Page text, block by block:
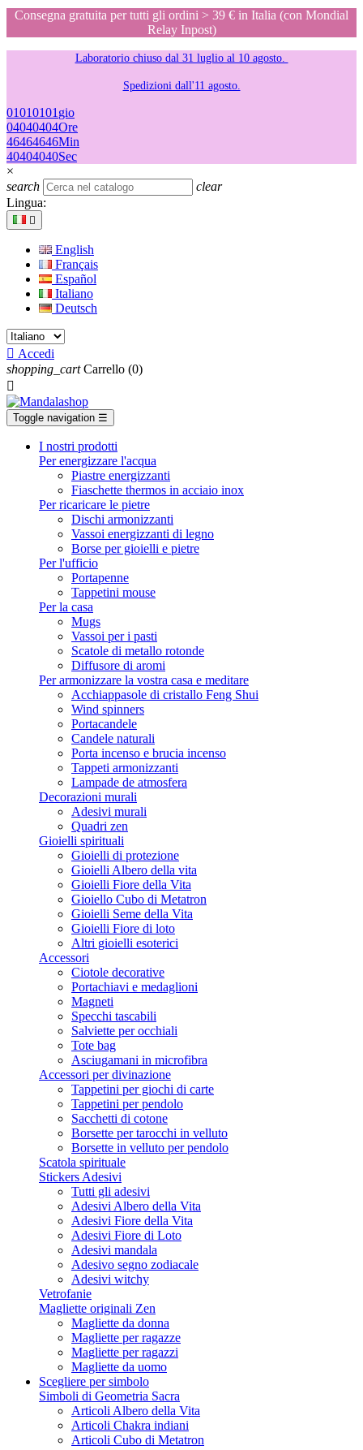
Consegna gratuita per tutti gli ordini > 39 € in Italia (con Mondial
Relay Inpost)
Laboratorio chiuso dal 31 luglio al 10 agosto.
Spedizioni dall'11 agosto.
01010101 gio
04040404Ore
46464646Min
40404040Sec
×
search
clear
Lingua:

English
Français
Español
Italiano
Deutsch
 Accedi
shopping_cart Carrello (0)

Toggle navigation ☰
I nostri prodotti
Per energizzare l'acqua
Piastre energizzanti
Fiaschette thermos in acciaio inox
Per ricaricare le pietre
Dischi armonizzanti
Vassoi energizzanti di legno
Borse per gioielli e pietre
Per l'ufficio
Portapenne
Tappetini mouse
Per la casa
Mugs
Vassoi per i pasti
Scatole di metallo rotonde
Diffusore di aromi
Per armonizzare la vostra casa e meditare
Acchiappasole di cristallo Feng Shui
Wind spinners
Portacandele
Candele naturali
Porta incenso e brucia incenso
Tappeti armonizzanti
Lampade de atmosfera
Decorazioni murali
Adesivi murali
Quadri zen
Gioielli spirituali
Gioielli di protezione
Gioielli Albero della vita
Gioielli Fiore della Vita
Gioiello Cubo di Metatron
Gioielli Seme della Vita
Gioielli Fiore di loto
Altri gioielli esoterici
Accessori
Ciotole decorative
Portachiavi e medaglioni
Magneti
Specchi tascabili
Salviette per occhiali
Tote bag
Asciugamani in microfibra
Accessori per divinazione
Tappetini per giochi di carte
Tappetini per pendolo
Sacchetti di cotone
Borsette per tarocchi in velluto
Borsette in velluto per pendolo
Scatola spirituale
Stickers Adesivi
Tutti gli adesivi
Adesivi Albero della Vita
Adesivi Fiore della Vita
Adesivi Fiore di Loto
Adesivi mandala
Adesivo segno zodiacale
Adesivi witchy
Vetrofanie
Magliette originali Zen
Magliette da donna
Magliette per ragazze
Magliette per ragazzi
Magliette da uomo
Scegliere per simbolo
Simboli di Geometria Sacra
Articoli Albero della Vita
Articoli Chakra indiani
Articoli Cubo di Metatron